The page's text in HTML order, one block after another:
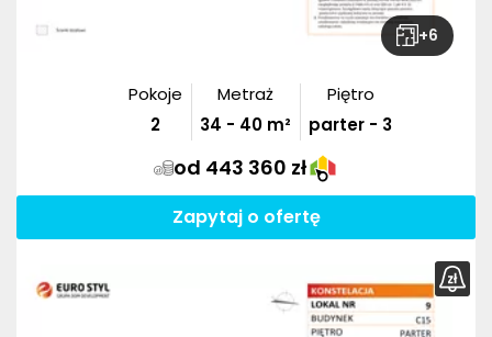
+6
Pokoje
2
Metraż
34 - 40 m²
Piętro
parter - 3
od 443 360 zł
Zapytaj o ofertę